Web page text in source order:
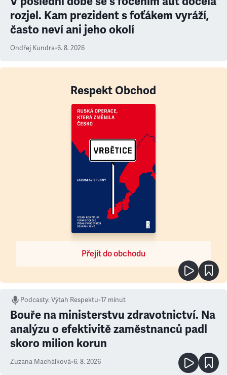
rozjel. Kam prezident s foťákem vyráží,
často neví ani jeho okolí
Ondřej Kundra•6. 8. 2026
Respekt Obchod
Přejít do obchodu
Podcasty:Výtah Respektu•17 minut
Bouře na ministerstvu zdravotnictví. Na
analýzu o efektivitě zaměstnanců padl
skoro milion korun
Zuzana Machálková•6. 8. 2026